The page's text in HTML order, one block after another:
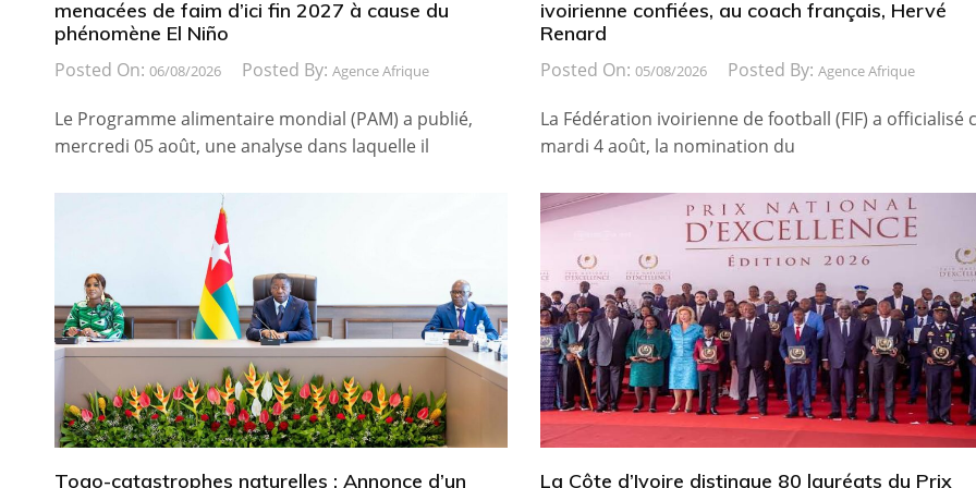
menacées de faim d’ici fin 2027 à cause du
phénomène El Niño
Posted On: 06/08/2026 Posted By: Agence Afrique
Le Programme alimentaire mondial (PAM) a publié,
mercredi 05 août, une analyse dans laquelle il
ivoirienne confiées, au coach français, Hervé
Renard
Posted On: 05/08/2026 Posted By: Agence Afrique
La Fédération ivoirienne de football (FIF) a officialisé
mardi 4 août, la nomination du
Togo-catastrophes naturelles : Annonce d’un La Côte d’Ivoire distingue 80 lauréats du Prix